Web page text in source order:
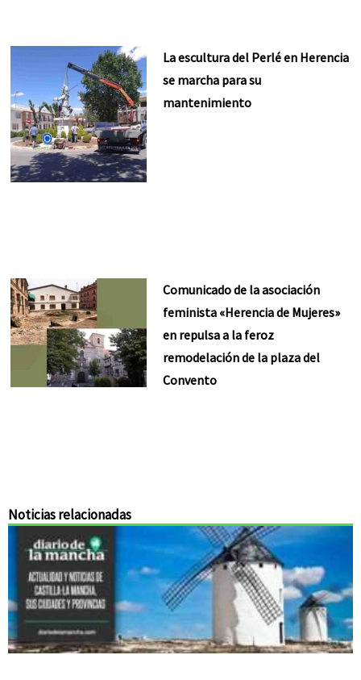
La escultura del Perlé en Herencia
se marcha para su
mantenimiento
Comunicado de la asociación
feminista «Herencia de Mujeres»
en repulsa a la feroz
remodelación de la plaza del
Convento
Noticias relacionadas